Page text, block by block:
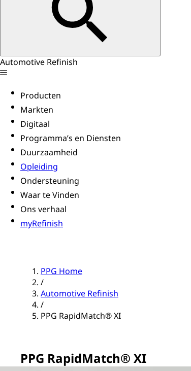
Automotive Refinish
Producten
Markten
Digitaal
Programma’s en Diensten
Duurzaamheid
Opleiding
Ondersteuning
Waar te Vinden
Ons verhaal
myRefinish
PPG Home
/
Automotive Refinish
/
PPG RapidMatch® XI
PPG RapidMatch® XI